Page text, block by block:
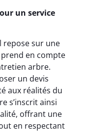
un service
repose sur une
prend en compte
arbre.
un devis
aux réalités du
s’inscrit ainsi
offrant une
en respectant